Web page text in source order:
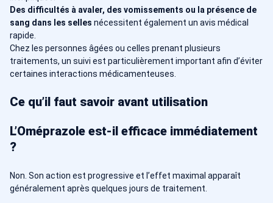
Des difficultés à avaler, des vomissements ou la présence de
sang dans les selles nécessitent également un avis médical
rapide.
Chez les personnes âgées ou celles prenant plusieurs
traitements, un suivi est particulièrement important afin d’éviter
certaines interactions médicamenteuses.
Ce qu’il faut savoir avant utilisation
L’Oméprazole est-il efficace immédiatement
?
Non. Son action est progressive et l’effet maximal apparaît
généralement après quelques jours de traitement.